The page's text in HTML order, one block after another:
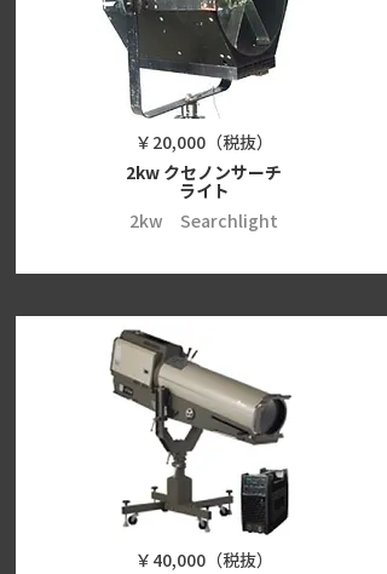
￥20,000（税抜）
2kw クセノンサーチ
ライト
2kw Searchlight
￥40,000（税抜）